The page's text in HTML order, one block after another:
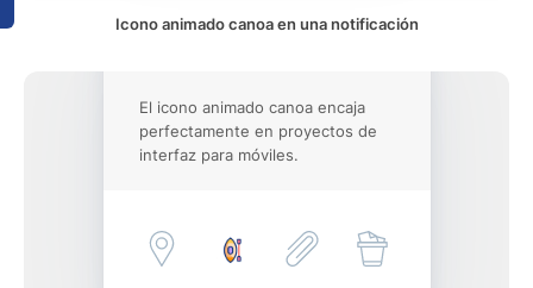
Icono animado canoa en una notificación
El icono animado canoa encaja
perfectamente en proyectos de
interfaz para móviles.